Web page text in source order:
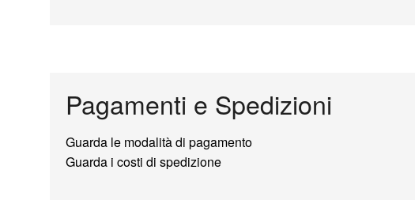
Pagamenti e Spedizioni
Guarda le modalità di pagamento
Guarda i costi di spedizione